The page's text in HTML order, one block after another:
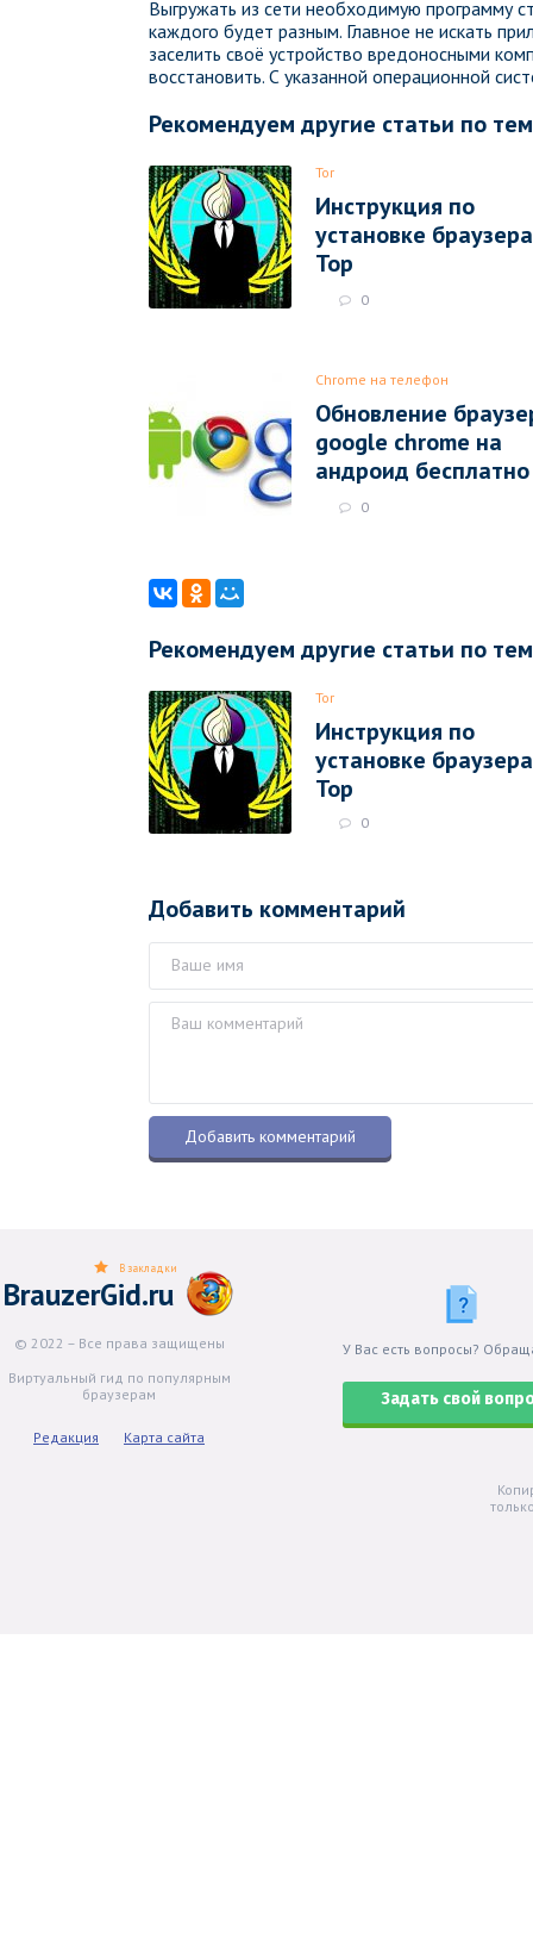
Выгружать из сети необходимую программу
каждого будет разным. Главное не искать
заселить своё устройство вредоносными
восстановить. С указанной операционной
Рекомендуем другие статьи по
Tor
Инструкция по
установке браузера
Тор
0
Chrome на телефон
Обновление
google chrome на
андроид бесплатно
0
Рекомендуем другие статьи по
Tor
Инструкция по
установке браузера
Тор
0
Добавить комментарий
BrauzerGid.ru
© 2022 – Все права защищены
Виртуальный гид по популярным
браузерам
Редакция Карта сайта
В закладки
У Вас есть вопросы?
Задать свой